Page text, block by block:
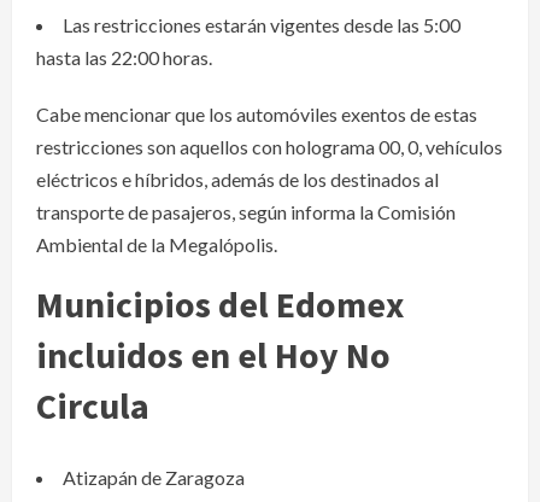
Las restricciones estarán vigentes desde las 5:00
hasta las 22:00 horas.
Cabe mencionar que los automóviles exentos de estas
restricciones son aquellos con holograma 00, 0, vehículos
eléctricos e híbridos, además de los destinados al
transporte de pasajeros, según informa la Comisión
Ambiental de la Megalópolis.
Municipios del Edomex
incluidos en el Hoy No
Circula
Atizapán de Zaragoza